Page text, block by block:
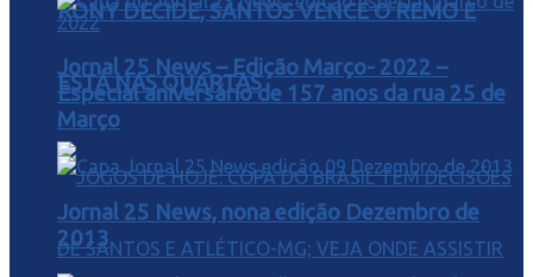
RONY DECIDE, SANTOS VENCE O REMO E
ESTÁ NAS QUARTAS
Jornal 25 News – Edição Março- 2022 –
Especial aniversário de 157 anos da rua 25 de
Março
Jornal 25 News, nona edição Dezembro de
2013